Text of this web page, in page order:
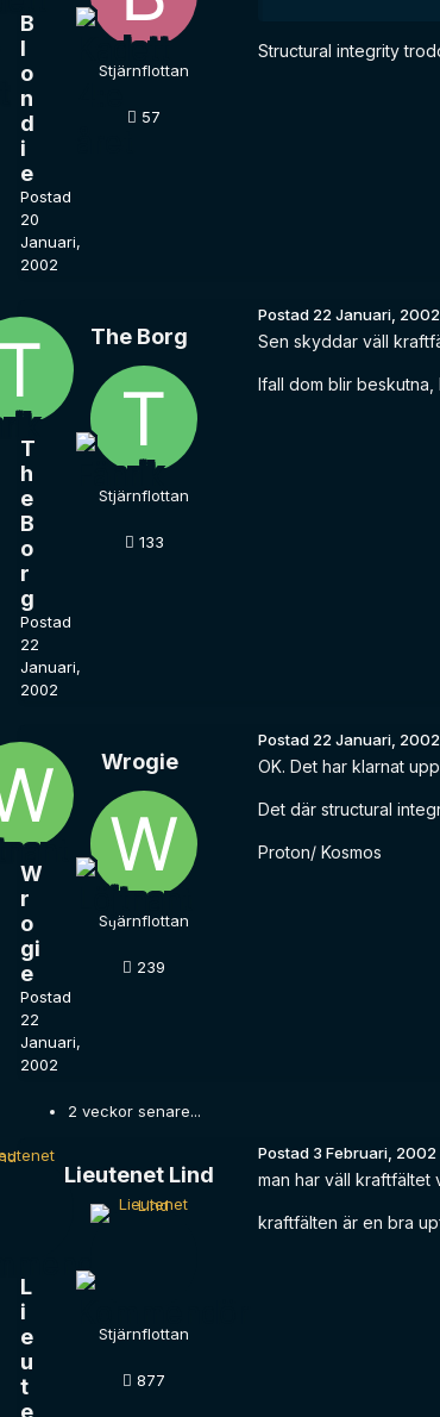
B
l
o
n
d
i
e
Postad
20
Januari,
2002
Stjärnflottan
57
Structural integrity
T
h
e
B
o
r
g
Postad
22
Januari,
2002
The Borg
Stjärnflottan
133
Postad 22 Januari, 2002
Sen skyddar väll
Ifall dom blir
W
r
o
gi
e
Postad
22
Januari,
2002
Wrogie
Stjärnflottan
239
Postad 22 Januari, 2002
OK. Det har klarnat
Det där structural
Proton/ Kosmos
2 veckor senare...
L
i
e
u
t
e
Lieutenet Lind
Stjärnflottan
877
Postad 3 Februari, 2002
man har väll kraftfältet
kraftfälten är en bra